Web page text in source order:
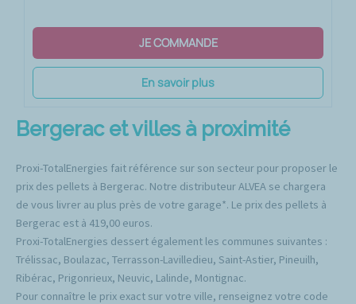
JE COMMANDE
En savoir plus
Bergerac et villes à proximité
Proxi-TotalEnergies fait référence sur son secteur pour proposer le
prix des pellets à Bergerac. Notre distributeur ALVEA se chargera
de vous livrer au plus près de votre garage*. Le prix des pellets à
Bergerac est à 419,00 euros.
Proxi-TotalEnergies dessert également les communes suivantes :
Trélissac, Boulazac, Terrasson-Lavilledieu, Saint-Astier, Pineuilh,
Ribérac, Prigonrieux, Neuvic, Lalinde, Montignac.
Pour connaître le prix exact sur votre ville, renseignez votre code